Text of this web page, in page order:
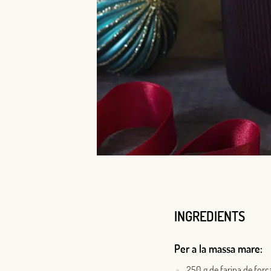
INGREDIENTS
Per a la massa mare: